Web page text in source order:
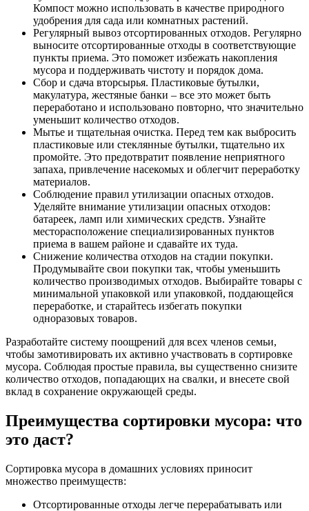
Компост можно использовать в качестве природного
удобрения для сада или комнатных растений.
Регулярный вывоз отсортированных отходов. Регулярно
выносите отсортированные отходы в соответствующие
пункты приема. Это поможет избежать накопления
мусора и поддерживать чистоту и порядок дома.
Сбор и сдача вторсырья. Пластиковые бутылки,
макулатура, жестяные банки – все это может быть
переработано и использовано повторно, что значительно
уменьшит количество отходов.
Мытье и тщательная очистка. Перед тем как выбросить
пластиковые или стеклянные бутылки, тщательно их
промойте. Это предотвратит появление неприятного
запаха, привлечение насекомых и облегчит переработку
материалов.
Соблюдение правил утилизации опасных отходов.
Уделяйте внимание утилизации опасных отходов:
батареек, ламп или химических средств. Узнайте
месторасположение специализированных пунктов
приема в вашем районе и сдавайте их туда.
Снижение количества отходов на стадии покупки.
Продумывайте свои покупки так, чтобы уменьшить
количество производимых отходов. Выбирайте товары с
минимальной упаковкой или упаковкой, поддающейся
переработке, и старайтесь избегать покупки
одноразовых товаров.
Разработайте систему поощрений для всех членов семьи,
чтобы замотивировать их активно участвовать в сортировке
мусора. Соблюдая простые правила, вы существенно снизите
количество отходов, попадающих на свалки, и внесете свой
вклад в сохранение окружающей среды.
Преимущества сортировки мусора: что
это даст?
Сортировка мусора в домашних условиях приносит
множество преимуществ:
Отсортированные отходы легче перерабатывать или